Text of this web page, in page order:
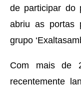
de participar do
abriu as portas
grupo
Com mais de
recentemente